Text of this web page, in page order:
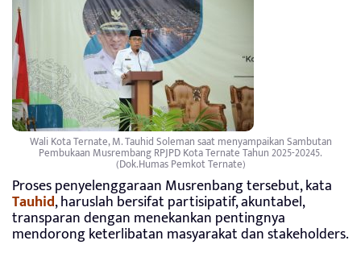
Wali Kota Ternate, M. Tauhid Soleman saat menyampaikan Sambutan
Pembukaan Musrembang RPJPD Kota Ternate Tahun 2025-20245.
(Dok.Humas Pemkot Ternate)
Proses penyelenggaraan Musrenbang tersebut, kata
Tauhid, haruslah bersifat partisipatif, akuntabel,
transparan dengan menekankan pentingnya
mendorong keterlibatan masyarakat dan stakeholders.